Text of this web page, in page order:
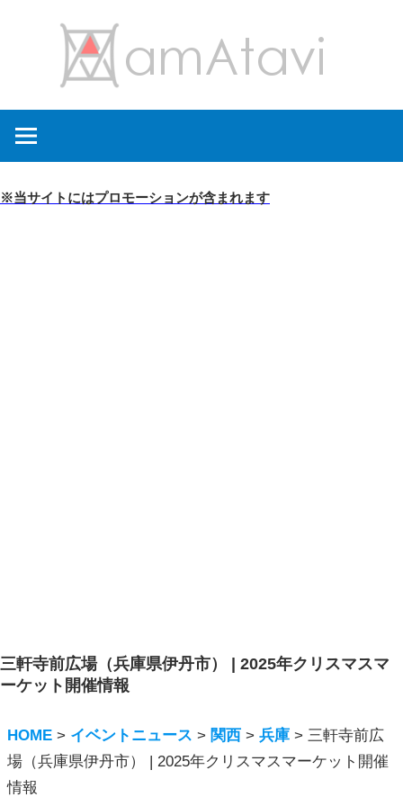
キ
を
→
※当サイトにはプロモーションが含まれます
三軒寺前広場（兵庫県伊丹市） | 2025年クリスマスマ
ーケット開催情報
HOME > イベントニュース > 関西 >兵庫 > 三軒寺前広
場（兵庫県伊丹市） | 2025年クリスマスマーケット開催
情報